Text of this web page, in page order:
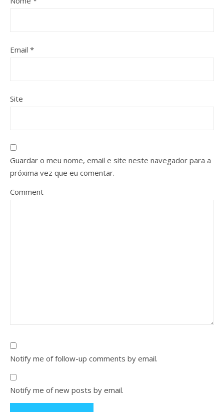
Email *
Site
Guardar o meu nome, email e site neste navegador para a
próxima vez que eu comentar.
Comment
Notify me of follow-up comments by email.
Notify me of new posts by email.